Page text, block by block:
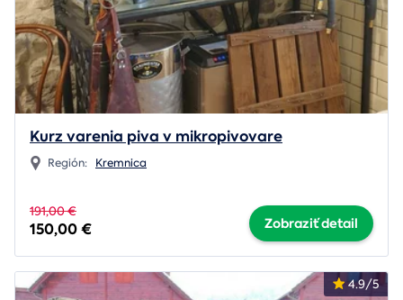
Kurz varenia piva v mikropivovare
Región: Kremnica
191,00 €
150,00 € Zobraziť detail
4.9/5